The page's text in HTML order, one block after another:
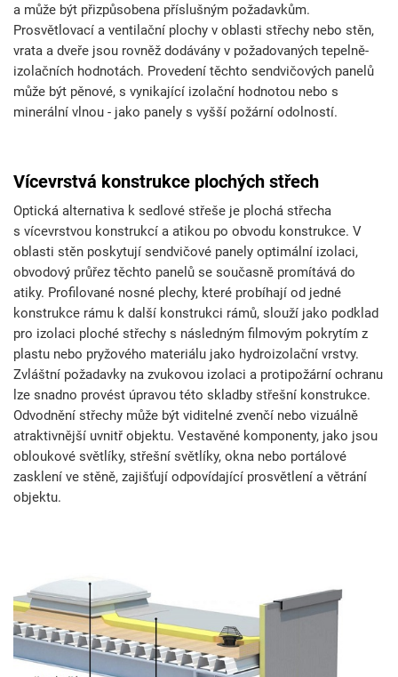
a může být přizpůsobena příslušným požadavkům.
Prosvětlovací a ventilační plochy v oblasti střechy nebo stěn,
vrata a dveře jsou rovněž dodávány v požadovaných tepelně-
izolačních hodnotách. Provedení těchto sendvičových panelů
může být pěnové, s vynikající izolační hodnotou nebo s
minerální vlnou - jako panely s vyšší požární odolností.
Vícevrstvá konstrukce plochých střech
Optická alternativa k sedlové střeše je plochá střecha
s vícevrstvou konstrukcí a atikou po obvodu konstrukce. V
oblasti stěn poskytují sendvičové panely optimální izolaci,
obvodový průřez těchto panelů se současně promítává do
atiky. Profilované nosné plechy, které probíhají od jedné
konstrukce rámu k další konstrukci rámů, slouží jako podklad
pro izolaci ploché střechy s následným filmovým pokrytím z
plastu nebo pryžového materiálu jako hydroizolační vrstvy.
Zvláštní požadavky na zvukovou izolaci a protipožární ochranu
lze snadno provést úpravou této skladby střešní konstrukce.
Odvodnění střechy může být viditelné zvenčí nebo vizuálně
atraktivnější uvnitř objektu. Vestavěné komponenty, jako jsou
obloukové světlíky, střešní světlíky, okna nebo portálové
zasklení ve stěně, zajišťují odpovídající prosvětlení a větrání
objektu.